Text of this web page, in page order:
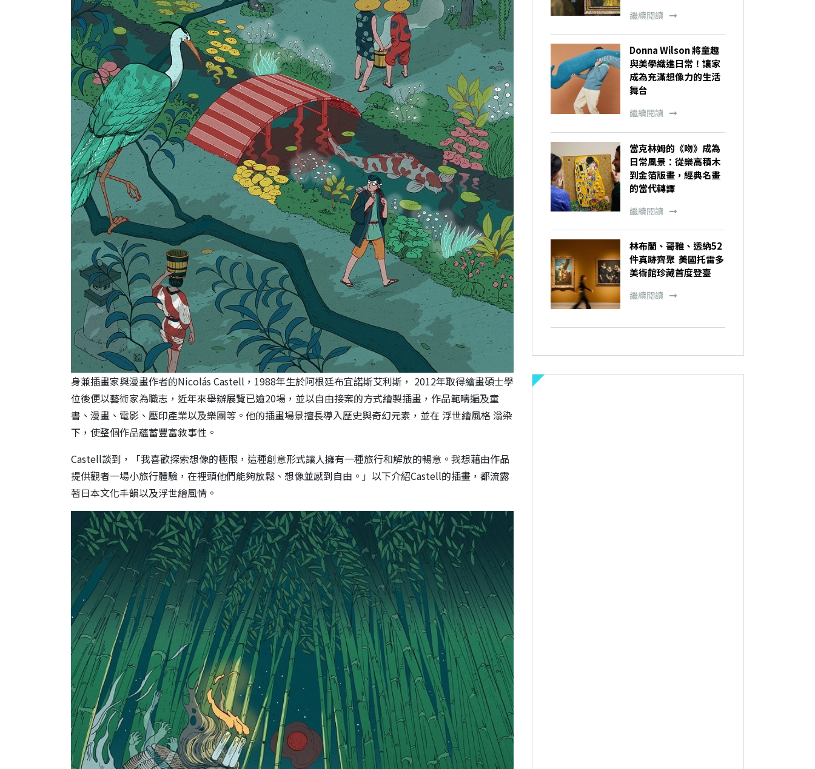
身兼插畫家與漫畫作者的Nicolás Castell，1988年生於阿根廷布宜諾斯艾利斯， 2012年取得繪畫碩士學
位後便以藝術家為職志，近年來舉辦展覽已逾20場，並以自由接案的方式繪製插畫，作品範疇遍及童
書、漫畫、電影、壓印產業以及樂團等。他的插畫場景擅長導入歷史與奇幻元素，並在 浮世繪風格 滃染
下，使整個作品蘊蓄豐富敘事性。
Castell談到，「我喜歡探索想像的極限，這種創意形式讓人擁有一種旅行和解放的暢意。我想藉由作品
提供觀者一場小旅行體驗，在裡頭他們能夠放鬆、想像並感到自由。」以下介紹Castell的插畫，都流露
著日本文化丰韻以及浮世繪風情。
繼續閱讀
Donna Wilson 將童趣
與美學織進日常！讓家
成為充滿想像力的生活
舞台
繼續閱讀
當克林姆的《吻》成為
日常風景：從樂高積木
到金箔版畫，經典名畫
的當代轉譯
繼續閱讀
林布蘭、哥雅、透納52
件真跡齊聚 美國托雷多
美術館珍藏首度登臺
繼續閱讀